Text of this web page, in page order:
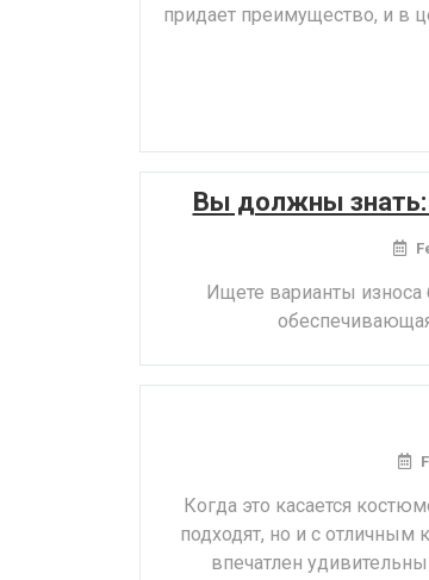
придает преимущество, и в
Вы должны знать:
Ищете варианты износа
Когда это касается
подходят, но и с отличным
впечатлен